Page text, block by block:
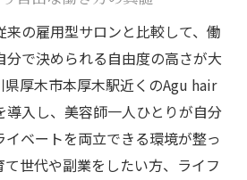
の雇用型サロンと比較して、働
分で決められる自由度の高さが大
県厚木市本厚木駅近くのAgu hair
導入し、美容師一人ひとりが自分
ベートを両立できる環境が整っ
世代や副業をしたい方、ライフ